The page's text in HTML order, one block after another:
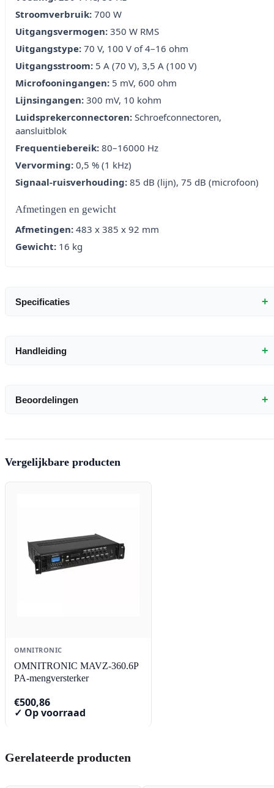
Stroomverbruik: 700 W
Uitgangsvermogen: 350 W RMS
Uitgangstype: 70 V, 100 V of 4–16 ohm
Uitgangsstroom: 5 A (70 V), 3,5 A (100 V)
Microfooningangen: 5 mV, 600 ohm
Lijnsingangen: 300 mV, 10 kohm
Luidsprekerconnectoren: Schroefconnectoren,
aansluitblok
Frequentiebereik: 80–16000 Hz
Vervorming: 0,5 % (1 kHz)
Signaal-ruisverhouding: 85 dB (lijn), 75 dB (microfoon)
Afmetingen en gewicht
Afmetingen: 483 x 385 x 92 mm
Gewicht: 16 kg
Specificaties +
Handleiding +
Beoordelingen +
Vergelijkbare producten
OMNITRONIC
OMNITRONIC MAVZ-360.6P
PA-mengversterker
€500,86
✓ Op voorraad
Gerelateerde producten